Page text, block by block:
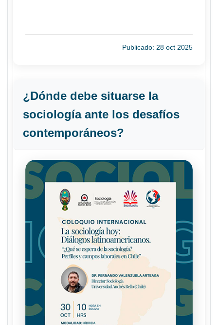
Publicado: 28 oct 2025
¿Dónde debe situarse la
sociología ante los desafíos
contemporáneos?